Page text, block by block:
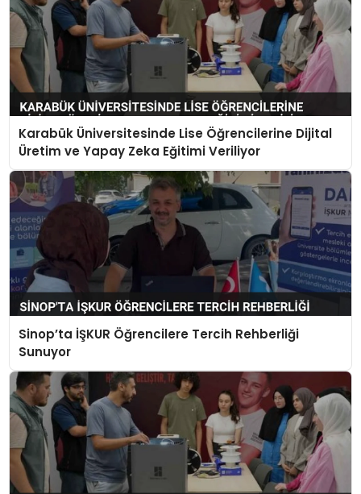
Karabük Üniversitesinde Lise Öğrencilerine Dijital
Üretim ve Yapay Zeka Eğitimi Veriliyor
Sinop’ta İŞKUR Öğrencilere Tercih Rehberliği
Sunuyor